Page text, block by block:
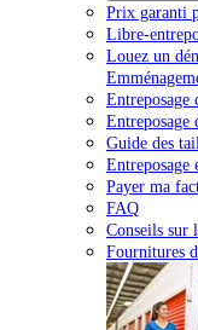
Prix garanti
Libre-
Louez un
Entreposage
Entreposage
Guide des
Entreposage
Payer ma
FAQ
Conseils sur
Fournitures